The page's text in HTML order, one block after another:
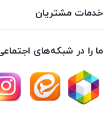
خدمات مشتریان
ما را در شبکه‌های